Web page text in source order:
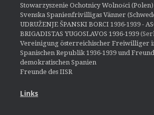
Stowarzyszenie Ochotnicy Wolności (Polen)
Svenska Spanienfrivilligas Vänner
UDRUŽENJE ŠPANSKI BORCI 1936-1939 -
BRIGADISTAS YUGOSLAVOS 1936-1939
Vereinigung österreichischer Freiwilliger
Spanischen Republik 1936-1939 und
demokratischen Spanien
Freunde des IISR
Links